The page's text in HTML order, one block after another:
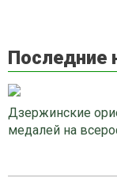
Последние
Дзержинские
медалей на